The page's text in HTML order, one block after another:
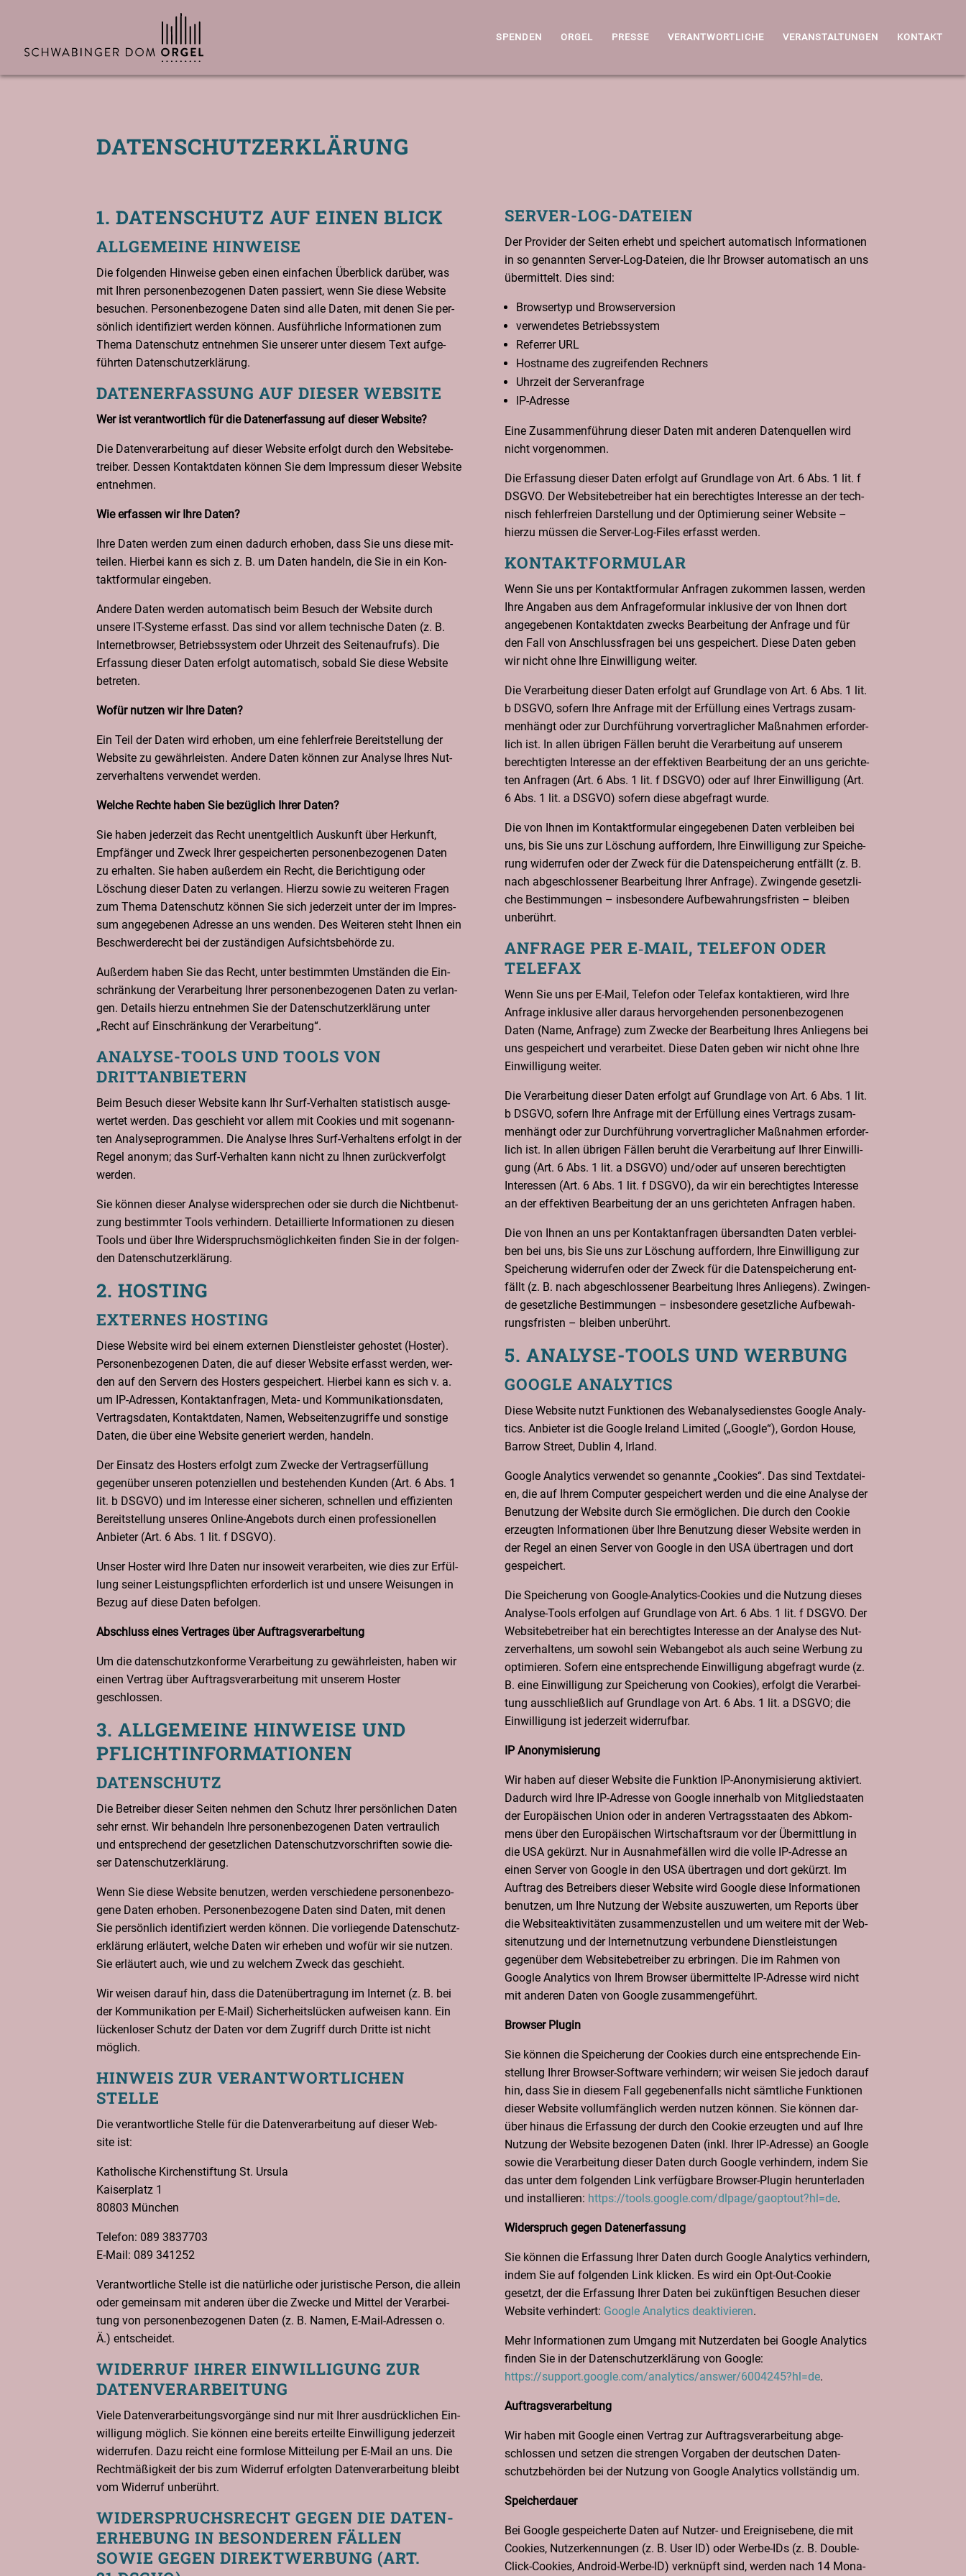
SPEN­DEN ORGEL PRES­SE VERANTWORTLI CHE VER­AN­STAL­TUN­GEN KON­TAKT
DATEN­SCHUTZ­ER­KLÄ­RUNG
1. DATEN­SCHUTZ AUF EINEN BLICK
ALL­GE­MEI­NE HINWEISE
Die fol­gen­den Hin­wei­se geben einen ein­fa­chen Über­blick dar­über, was
mit Ihren per­so­nen­be­zo­ge­nen Daten pas­siert, wenn Sie die­se Web­site
besu­chen. Per­so­nen­be­zo­ge­ne Daten sind alle Daten, mit denen Sie per­
sön­lich iden­ti­fi­ziert wer­den kön­nen. Aus­führ­li­che Infor­ma­tio­nen zum
The­ma Daten­schutz ent­neh­men Sie unse­rer unter die­sem Text auf­ge­
führ­ten Datenschutzerklärung.
DATEN­ER­FAS­SUNG AUF DIE­SER WEBSITE
Wer ist ver­ant­wort­lich für die Daten­er­fas­sung auf die­ser Website?
Die Daten­ver­ar­bei­tung auf die­ser Web­site erfolgt durch den Web­site­be­
trei­ber. Des­sen Kon­takt­da­ten kön­nen Sie dem Impres­sum die­ser Web­site
entnehmen.
Wie erfas­sen wir Ihre Daten?
Ihre Daten wer­den zum einen dadurch erho­ben, dass Sie uns die­se mit­
tei­len. Hier­bei kann es sich z. B. um Daten han­deln, die Sie in ein Kon­
takt­for­mu­lar eingeben.
Ande­re Daten wer­den auto­ma­tisch beim Besuch der Web­site durch
unse­re IT-Sys­te­me erfasst. Das sind vor allem tech­ni­sche Daten (z. B.
Inter­net­brow­ser, Betriebs­sys­tem oder Uhr­zeit des Sei­ten­auf­rufs). Die
Erfas­sung die­ser Daten erfolgt auto­ma­tisch, sobald Sie die­se Web­site
betreten.
Wofür nut­zen wir Ihre Daten?
Ein Teil der Daten wird erho­ben, um eine feh­ler­freie Bereit­stel­lung der
Web­site zu gewähr­leis­ten. Ande­re Daten kön­nen zur Ana­ly­se Ihres Nut­
zer­ver­hal­tens ver­wen­det werden.
Wel­che Rech­te haben Sie bezüg­lich Ihrer Daten?
Sie haben jeder­zeit das Recht unent­gelt­lich Aus­kunft über Her­kunft,
Emp­fän­ger und Zweck Ihrer gespei­cher­ten per­so­nen­be­zo­ge­nen Daten
zu erhal­ten. Sie haben außer­dem ein Recht, die Berich­ti­gung oder
Löschung die­ser Daten zu ver­lan­gen. Hier­zu sowie zu wei­te­ren Fra­gen
zum The­ma Daten­schutz kön­nen Sie sich jeder­zeit unter der im Impres­
sum ange­ge­be­nen Adres­se an uns wen­den. Des Wei­te­ren steht Ihnen ein
Beschwer­de­recht bei der zustän­di­gen Auf­sichts­be­hör­de zu.
Außer­dem haben Sie das Recht, unter bestimm­ten Umstän­den die Ein­
schrän­kung der Ver­ar­bei­tung Ihrer per­so­nen­be­zo­ge­nen Daten zu ver­lan­
gen. Details hier­zu ent­neh­men Sie der Daten­schutz­er­klä­rung unter
„Recht auf Ein­schrän­kung der Verarbeitung“.
ANA­LY­SE-TOOLS UND TOOLS VON
DRITTANBIETERN
Beim Besuch die­ser Web­site kann Ihr Surf-Ver­hal­ten sta­tis­tisch aus­ge­
wer­tet wer­den. Das geschieht vor allem mit Coo­kies und mit soge­nann­
ten Ana­ly­se­pro­gram­men. Die Ana­ly­se Ihres Surf-Ver­hal­tens erfolgt in der
Regel anonym; das Surf-Ver­hal­ten kann nicht zu Ihnen zurück­ver­folgt
werden.
Sie kön­nen die­ser Ana­ly­se wider­spre­chen oder sie durch die Nicht­be­nut­
zung bestimm­ter Tools ver­hin­dern. Detail­lier­te Infor­ma­tio­nen zu die­sen
Tools und über Ihre Wider­spruchs­mög­lich­kei­ten fin­den Sie in der fol­gen­
den Datenschutzerklärung.
2. HOS­TING
EXTER­NES HOSTING
Die­se Web­site wird bei einem exter­nen Dienst­leis­ter gehos­tet (Hos­ter).
Per­so­nen­be­zo­ge­nen Daten, die auf die­ser Web­site erfasst wer­den, wer­
den auf den Ser­vern des Hos­ters gespei­chert. Hier­bei kann es sich v. a.
um IP-Adres­sen, Kon­takt­an­fra­gen, Meta- und Kom­mu­ni­ka­ti­ons­da­ten,
Ver­trags­da­ten, Kon­takt­da­ten, Namen, Web­sei­ten­zu­grif­fe und sons­ti­ge
Daten, die über eine Web­site gene­riert wer­den, handeln.
Der Ein­satz des Hos­ters erfolgt zum Zwe­cke der Ver­trags­er­fül­lung
gegen­über unse­ren poten­zi­el­len und bestehen­den Kun­den (Art. 6 Abs. 1
lit. b DSGVO) und im Inter­es­se einer siche­ren, schnel­len und effi­zi­en­ten
Bereit­stel­lung unse­res Online-Ange­bots durch einen pro­fes­sio­nel­len
Anbie­ter (Art. 6 Abs. 1 lit. f DSGVO).
Unser Hos­ter wird Ihre Daten nur inso­weit ver­ar­bei­ten, wie dies zur Erfül­
lung sei­ner Leis­tungs­pflich­ten erfor­der­lich ist und unse­re Wei­sun­gen in
Bezug auf die­se Daten befolgen.
Abschluss eines Ver­tra­ges über Auftragsverarbeitung
Um die daten­schutz­kon­for­me Ver­ar­bei­tung zu gewähr­leis­ten, haben wir
einen Ver­trag über Auf­trags­ver­ar­bei­tung mit unse­rem Hos­ter
geschlossen.
3. ALL­GE­MEI­NE HIN­WEI­SE UND
PFLICHTINFORMATIONEN
DATEN­SCHUTZ
Die Betrei­ber die­ser Sei­ten neh­men den Schutz Ihrer per­sön­li­chen Daten
sehr ernst. Wir behan­deln Ihre per­so­nen­be­zo­ge­nen Daten ver­trau­lich
und ent­spre­chend der gesetz­li­chen Daten­schutz­vor­schrif­ten sowie die­
ser Datenschutzerklärung.
Wenn Sie die­se Web­site benut­zen, wer­den ver­schie­de­ne per­so­nen­be­zo­
ge­ne Daten erho­ben. Per­so­nen­be­zo­ge­ne Daten sind Daten, mit denen
Sie per­sön­lich iden­ti­fi­ziert wer­den kön­nen. Die vor­lie­gen­de Daten­schutz­
er­klä­rung erläu­tert, wel­che Daten wir erhe­ben und wofür wir sie nut­zen.
Sie erläu­tert auch, wie und zu wel­chem Zweck das geschieht.
Wir wei­sen dar­auf hin, dass die Daten­über­tra­gung im Inter­net (z. B. bei
der Kom­mu­ni­ka­ti­on per E‑Mail) Sicher­heits­lü­cken auf­wei­sen kann. Ein
lücken­lo­ser Schutz der Daten vor dem Zugriff durch Drit­te ist nicht
möglich.
HIN­WEIS ZUR VER­ANT­WORT­LI­CHEN
STELLE
Die ver­ant­wort­li­che Stel­le für die Daten­ver­ar­bei­tung auf die­ser Web­
site ist:
Katho­li­sche Kir­chen­stif­tung St. Ursu­la
Kai­ser­platz 1
80803 Mün­chen
Tele­fon: 089 3837703
E‑Mail: 089 341252
Ver­ant­wort­li­che Stel­le ist die natür­li­che oder juris­ti­sche Per­son, die allein
oder gemein­sam mit ande­ren über die Zwe­cke und Mit­tel der Ver­ar­bei­
tung von per­so­nen­be­zo­ge­nen Daten (z. B. Namen, E‑Mail-Adres­sen o.
Ä.) entscheidet.
WIDER­RUF IHRER EIN­WIL­LI­GUNG ZUR
DATENVERARBEITUNG
Vie­le Daten­ver­ar­bei­tungs­vor­gän­ge sind nur mit Ihrer aus­drück­li­chen Ein­
wil­li­gung mög­lich. Sie kön­nen eine bereits erteil­te Ein­wil­li­gung jeder­zeit
wider­ru­fen. Dazu reicht eine form­lo­se Mit­tei­lung per E‑Mail an uns. Die
Recht­mä­ßig­keit der bis zum Wider­ruf erfolg­ten Daten­ver­ar­bei­tung bleibt
vom Wider­ruf unberührt.
WIDER­SPRUCHS­RECHT GEGEN DIE DATEN­
ER­HE­BUNG IN BESON­DE­REN FÄL­LEN
SOWIE GEGEN DIREKT­WER­BUNG (ART.
SER­VER-LOG-DATEI­EN
Der Pro­vi­der der Sei­ten erhebt und spei­chert auto­ma­tisch Infor­ma­tio­nen
in so genann­ten Ser­ver-Log-Datei­en, die Ihr Brow­ser auto­ma­tisch an uns
über­mit­telt. Dies sind:
Brow­ser­typ und Browserversion
ver­wen­de­tes Betriebssystem
Refer­rer URL
Host­na­me des zugrei­fen­den Rechners
Uhr­zeit der Serveranfrage
IP-Adres­se
Eine Zusam­men­füh­rung die­ser Daten mit ande­ren Daten­quel­len wird
nicht vorgenommen.
Die Erfas­sung die­ser Daten erfolgt auf Grund­la­ge von Art. 6 Abs. 1 lit. f
DSGVO. Der Web­site­be­trei­ber hat ein berech­tig­tes Inter­es­se an der tech­
nisch feh­ler­frei­en Dar­stel­lung und der Opti­mie­rung sei­ner Web­site –
hier­zu müs­sen die Ser­ver-Log-Files erfasst werden.
KON­TAKT­FOR­MU­LAR
Wenn Sie uns per Kon­takt­for­mu­lar Anfra­gen zukom­men las­sen, wer­den
Ihre Anga­ben aus dem Anfra­ge­for­mu­lar inklu­si­ve der von Ihnen dort
ange­ge­be­nen Kon­takt­da­ten zwecks Bear­bei­tung der Anfra­ge und für
den Fall von Anschluss­fra­gen bei uns gespei­chert. Die­se Daten geben
wir nicht ohne Ihre Ein­wil­li­gung weiter.
Die Ver­ar­bei­tung die­ser Daten erfolgt auf Grund­la­ge von Art. 6 Abs. 1 lit.
b DSGVO, sofern Ihre Anfra­ge mit der Erfül­lung eines Ver­trags zusam­
men­hängt oder zur Durch­füh­rung vor­ver­trag­li­cher Maß­nah­men erfor­der­
lich ist. In allen übri­gen Fäl­len beruht die Ver­ar­bei­tung auf unse­rem
berech­tig­ten Inter­es­se an der effek­ti­ven Bear­bei­tung der an uns gerich­te­
ten Anfra­gen (Art. 6 Abs. 1 lit. f DSGVO) oder auf Ihrer Ein­wil­li­gung (Art.
6 Abs. 1 lit. a DSGVO) sofern die­se abge­fragt wurde.
Die von Ihnen im Kon­takt­for­mu­lar ein­ge­ge­be­nen Daten ver­blei­ben bei
uns, bis Sie uns zur Löschung auf­for­dern, Ihre Ein­wil­li­gung zur Spei­che­
rung wider­ru­fen oder der Zweck für die Daten­spei­che­rung ent­fällt (z. B.
nach abge­schlos­se­ner Bear­bei­tung Ihrer Anfra­ge). Zwin­gen­de gesetz­li­
che Bestim­mun­gen – ins­be­son­de­re Auf­be­wah­rungs­fris­ten – blei­ben
unberührt.
ANFRA­GE PER E‑MAIL, TELE­FON ODER
TELEFAX
Wenn Sie uns per E‑Mail, Tele­fon oder Tele­fax kon­tak­tie­ren, wird Ihre
Anfra­ge inklu­si­ve aller dar­aus her­vor­ge­hen­den per­so­nen­be­zo­ge­nen
Daten (Name, Anfra­ge) zum Zwe­cke der Bear­bei­tung Ihres Anlie­gens bei
uns gespei­chert und ver­ar­bei­tet. Die­se Daten geben wir nicht ohne Ihre
Ein­wil­li­gung weiter.
Die Ver­ar­bei­tung die­ser Daten erfolgt auf Grund­la­ge von Art. 6 Abs. 1 lit.
b DSGVO, sofern Ihre Anfra­ge mit der Erfül­lung eines Ver­trags zusam­
men­hängt oder zur Durch­füh­rung vor­ver­trag­li­cher Maß­nah­men erfor­der­
lich ist. In allen übri­gen Fäl­len beruht die Ver­ar­bei­tung auf Ihrer Ein­wil­li­
gung (Art. 6 Abs. 1 lit. a DSGVO) und/oder auf unse­ren berech­tig­ten
Inter­es­sen (Art. 6 Abs. 1 lit. f DSGVO), da wir ein berech­tig­tes Inter­es­se
an der effek­ti­ven Bear­bei­tung der an uns gerich­te­ten Anfra­gen haben.
Die von Ihnen an uns per Kon­takt­an­fra­gen über­sand­ten Daten ver­blei­
ben bei uns, bis Sie uns zur Löschung auf­for­dern, Ihre Ein­wil­li­gung zur
Spei­che­rung wider­ru­fen oder der Zweck für die Daten­spei­che­rung ent­
fällt (z. B. nach abge­schlos­se­ner Bear­bei­tung Ihres Anlie­gens). Zwin­gen­
de gesetz­li­che Bestim­mun­gen – ins­be­son­de­re gesetz­li­che Auf­be­wah­
rungs­fris­ten – blei­ben unberührt.
5. ANA­LY­SE-TOOLS UND WERBUNG
GOOG­LE ANALYTICS
Die­se Web­site nutzt Funk­tio­nen des Web­ana­ly­se­diens­tes Goog­le Ana­ly­
tics. Anbie­ter ist die Goog­le Ire­land Limi­t­ed („Goog­le“), Gor­don House,
Bar­row Street, Dub­lin 4, Irland.
Goog­le Ana­ly­tics ver­wen­det so genann­te „Coo­kies“. Das sind Text­da­tei­
en, die auf Ihrem Com­pu­ter gespei­chert wer­den und die eine Ana­ly­se der
Benut­zung der Web­site durch Sie ermög­li­chen. Die durch den Coo­kie
erzeug­ten Infor­ma­tio­nen über Ihre Benut­zung die­ser Web­site wer­den in
der Regel an einen Ser­ver von Goog­le in den USA über­tra­gen und dort
gespeichert.
Die Spei­che­rung von Goog­le-Ana­ly­tics-Coo­kies und die Nut­zung die­ses
Ana­ly­se-Tools erfol­gen auf Grund­la­ge von Art. 6 Abs. 1 lit. f DSGVO. Der
Web­site­be­trei­ber hat ein berech­tig­tes Inter­es­se an der Ana­ly­se des Nut­
zer­ver­hal­tens, um sowohl sein Web­an­ge­bot als auch sei­ne Wer­bung zu
opti­mie­ren. Sofern eine ent­spre­chen­de Ein­wil­li­gung abge­fragt wur­de (z.
B. eine Ein­wil­li­gung zur Spei­che­rung von Coo­kies), erfolgt die Ver­ar­bei­
tung aus­schließ­lich auf Grund­la­ge von Art. 6 Abs. 1 lit. a DSGVO; die
Ein­wil­li­gung ist jeder­zeit widerrufbar.
IP Anony­mi­sie­rung
Wir haben auf die­ser Web­site die Funk­ti­on IP-Anony­mi­sie­rung akti­viert.
Dadurch wird Ihre IP-Adres­se von Goog­le inner­halb von Mit­glied­staa­ten
der Euro­päi­schen Uni­on oder in ande­ren Ver­trags­staa­ten des Abkom­
mens über den Euro­päi­schen Wirt­schafts­raum vor der Über­mitt­lung in
die USA gekürzt. Nur in Aus­nah­me­fäl­len wird die vol­le IP-Adres­se an
einen Ser­ver von Goog­le in den USA über­tra­gen und dort gekürzt. Im
Auf­trag des Betrei­bers die­ser Web­site wird Goog­le die­se Infor­ma­tio­nen
benut­zen, um Ihre Nut­zung der Web­site aus­zu­wer­ten, um Reports über
die Web­site­ak­ti­vi­tä­ten zusam­men­zu­stel­len und um wei­te­re mit der Web­
site­nut­zung und der Inter­net­nut­zung ver­bun­de­ne Dienst­leis­tun­gen
gegen­über dem Web­site­be­trei­ber zu erbrin­gen. Die im Rah­men von
Goog­le Ana­ly­tics von Ihrem Brow­ser über­mit­tel­te IP-Adres­se wird nicht
mit ande­ren Daten von Goog­le zusammengeführt.
Brow­ser Plugin
Sie kön­nen die Spei­che­rung der Coo­kies durch eine ent­spre­chen­de Ein­
stel­lung Ihrer Brow­ser-Soft­ware ver­hin­dern; wir wei­sen Sie jedoch dar­auf
hin, dass Sie in die­sem Fall gege­be­nen­falls nicht sämt­li­che Funk­tio­nen
die­ser Web­site voll­um­fäng­lich wer­den nut­zen kön­nen. Sie kön­nen dar­
über hin­aus die Erfas­sung der durch den Coo­kie erzeug­ten und auf Ihre
Nut­zung der Web­site bezo­ge­nen Daten (inkl. Ihrer IP-Adres­se) an Goog­le
sowie die Ver­ar­bei­tung die­ser Daten durch Goog­le ver­hin­dern, indem Sie
das unter dem fol­gen­den Link ver­füg­ba­re Brow­ser-Plug­in her­un­ter­la­den
und instal­lie­ren: https://tools.google.com/dlpage/gaoptout?hl=de.
Wider­spruch gegen Datenerfassung
Sie kön­nen die Erfas­sung Ihrer Daten durch Goog­le Ana­ly­tics ver­hin­dern,
indem Sie auf fol­gen­den Link kli­cken. Es wird ein Opt-Out-Coo­kie
gesetzt, der die Erfas­sung Ihrer Daten bei zukünf­ti­gen Besu­chen die­ser
Web­site ver­hin­dert: Goog­le Ana­ly­tics deak­ti­vie­ren.
Mehr Infor­ma­tio­nen zum Umgang mit Nut­zer­da­ten bei Goog­le Ana­ly­tics
fin­den Sie in der Daten­schutz­er­klä­rung von Goog­le:
https://support.google.com/analytics/answer/6004245?hl=de.
Auf­trags­ver­ar­bei­tung
Wir haben mit Goog­le einen Ver­trag zur Auf­trags­ver­ar­bei­tung abge­
schlos­sen und set­zen die stren­gen Vor­ga­ben der deut­schen Daten­
schutz­be­hör­den bei der Nut­zung von Goog­le Ana­ly­tics voll­stän­dig um.
Spei­cher­dau­er
Bei Goog­le gespei­cher­te Daten auf Nut­zer- und Ereig­nis­ebe­ne, die mit
Coo­kies, Nut­zer­ken­nun­gen (z. B. User ID) oder Wer­be-IDs (z. B. Dou­ble­
Click-Coo­kies, Android-Wer­be-ID) ver­knüpft sind, wer­den nach 14 Mona­